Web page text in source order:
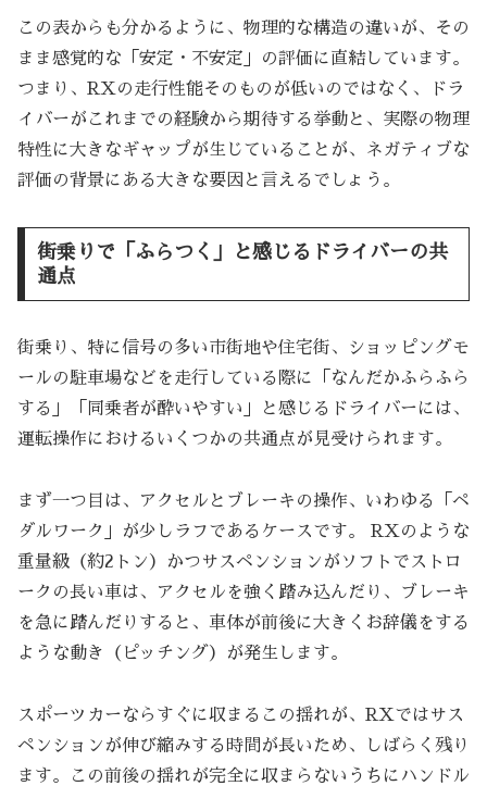
この表からも分かるように、物理的な構造の違いが、その
まま感覚的な「安定・不安定」の評価に直結しています。
つまり、RXの走行性能そのものが低いのではなく、ドラ
イバーがこれまでの経験から期待する挙動と、実際の物理
特性に大きなギャップが生じていることが、ネガティブな
評価の背景にある大きな要因と言えるでしょう。
街乗りで「ふらつく」と感じるドライバーの共
通点
街乗り、特に信号の多い市街地や住宅街、ショッピングモ
ールの駐車場などを走行している際に「なんだかふらふら
する」「同乗者が酔いやすい」と感じるドライバーには、
運転操作におけるいくつかの共通点が見受けられます。
まず一つ目は、アクセルとブレーキの操作、いわゆる「ペ
ダルワーク」が少しラフであるケースです。 RXのような
重量級（約2トン）かつサスペンションがソフトでストロ
ークの長い車は、アクセルを強く踏み込んだり、ブレーキ
を急に踏んだりすると、車体が前後に大きくお辞儀をする
ような動き（ピッチング）が発生します。
スポーツカーならすぐに収まるこの揺れが、RXではサス
ペンションが伸び縮みする時間が長いため、しばらく残り
ます。この前後の揺れが完全に収まらないうちにハンドル